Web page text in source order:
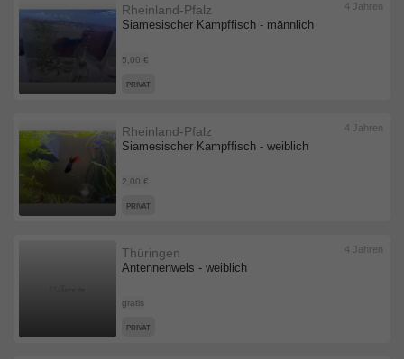
Siamesischer Kampffisch - männlich
Rheinland-Pfalz
5,00 €
4 Jahren
PRIVAT
Siamesischer Kampffisch - weiblich
Rheinland-Pfalz
2,00 €
4 Jahren
PRIVAT
Antennenwels - weiblich
Thüringen
gratis
4 Jahren
PRIVAT